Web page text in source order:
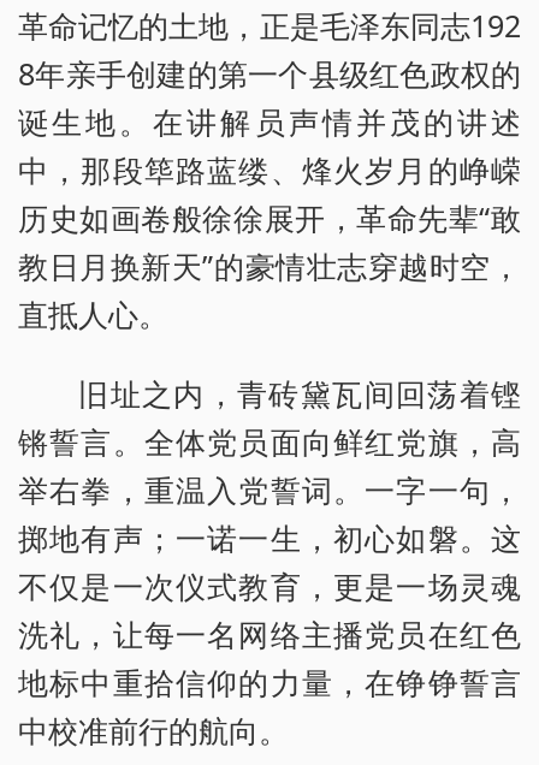
革命记忆的土地，正是毛泽东同志192
8年亲手创建的第一个县级红色政权的
诞生地。在讲解员声情并茂的讲述
中，那段筚路蓝缕、烽火岁月的峥嵘
历史如画卷般徐徐展开，革命先辈“敢
教日月换新天”的豪情壮志穿越时空，
直抵人心。
旧址之内，青砖黛瓦间回荡着铿
锵誓言。全体党员面向鲜红党旗，高
举右拳，重温入党誓词。一字一句，
掷地有声；一诺一生，初心如磐。这
不仅是一次仪式教育，更是一场灵魂
洗礼，让每一名网络主播党员在红色
地标中重拾信仰的力量，在铮铮誓言
中校准前行的航向。